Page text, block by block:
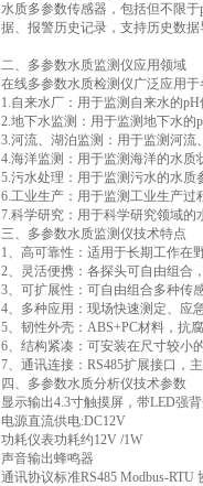
水质多参数传感器，包括但不限
据、报警历史记录，支持历史数
二、多参数水质监测仪应用领域
在线多参数水质检测仪广泛应用
1.自来水厂：用于监测自来水的
2.地下水监测：用于监测地下水
3.河流、湖泊监测：用于监测河
4.海洋监测：用于监测海洋的水
5.污水处理：用于监测污水的水
6.工业生产：用于监测工业生产
7.科学研究：用于科学研究领域
三、多参数水质监测仪技术特点
1、高可靠性：适用于长期工作在
2、灵活便携：各探头可自由组合
3、可扩展性：可自由组合多种传
4、多种应用：现场快速测定、应
5、韧性外壳：ABS+PC材料，抗
6、结构紧凑：可安装在尺寸较小
7、通讯连接：RS485扩展接口，
四、多参数水质分析仪技术参数
显示输出4.3寸触摸屏，带LED强
电源直流供电:DC12V
功耗仪表功耗约12V /1W
声音输出蜂鸣器
通讯协议标准RS485 Modbus-